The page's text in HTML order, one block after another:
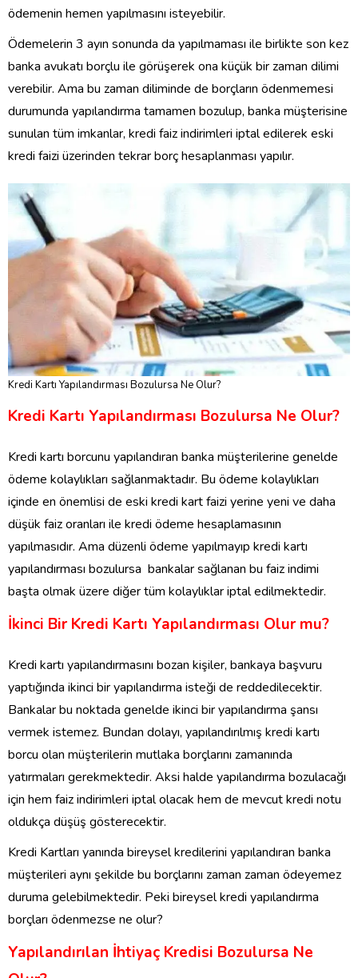
ödemenin hemen yapılmasını isteyebilir.
Ödemelerin 3 ayın sonunda da yapılmaması ile birlikte son kez
banka avukatı borçlu ile görüşerek ona küçük bir zaman dilimi
verebilir. Ama bu zaman diliminde de borçların ödenmemesi
durumunda yapılandırma tamamen bozulup, banka müşterisine
sunulan tüm imkanlar, kredi faiz indirimleri iptal edilerek eski
kredi faizi üzerinden tekrar borç hesaplanması yapılır.
Kredi Kartı Yapılandırması Bozulursa Ne Olur?
Kredi Kartı Yapılandırması Bozulursa Ne Olur?
Kredi kartı borcunu yapılandıran banka müşterilerine genelde
ödeme kolaylıkları sağlanmaktadır. Bu ödeme kolaylıkları
içinde en önemlisi de eski kredi kart faizi yerine yeni ve daha
düşük faiz oranları ile kredi ödeme hesaplamasının
yapılmasıdır. Ama düzenli ödeme yapılmayıp kredi kartı
yapılandırması bozulursa bankalar sağlanan bu faiz indimi
başta olmak üzere diğer tüm kolaylıklar iptal edilmektedir.
İkinci Bir Kredi Kartı Yapılandırması Olur mu?
Kredi kartı yapılandırmasını bozan kişiler, bankaya başvuru
yaptığında ikinci bir yapılandırma isteği de reddedilecektir.
Bankalar bu noktada genelde ikinci bir yapılandırma şansı
vermek istemez. Bundan dolayı, yapılandırılmış kredi kartı
borcu olan müşterilerin mutlaka borçlarını zamanında
yatırmaları gerekmektedir. Aksi halde yapılandırma bozulacağı
için hem faiz indirimleri iptal olacak hem de mevcut kredi notu
oldukça düşüş gösterecektir.
Kredi Kartları yanında bireysel kredilerini yapılandıran banka
müşterileri aynı şekilde bu borçlarını zaman zaman ödeyemez
duruma gelebilmektedir. Peki bireysel kredi yapılandırma
borçları ödenmezse ne olur?
Yapılandırılan İhtiyaç Kredisi Bozulursa Ne